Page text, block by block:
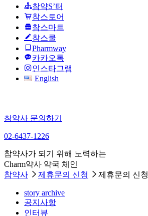
참약S’터
참스토어
참스마트
참스쿨
Pharmway
카카오톡
인스타그램
English
참약사 문의하기
02-6437-1226
참약사가 되기 위해 노력하는
Charm약사 약국 체인
참약사
제휴문의 신청 제휴문의 신청
story archive
공지사항
인터뷰